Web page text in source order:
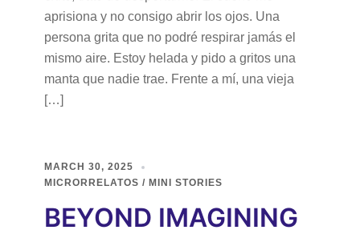
aprisiona y no consigo abrir los ojos. Una
persona grita que no podré respirar jamás el
mismo aire. Estoy helada y pido a gritos una
manta que nadie trae. Frente a mí, una vieja
[…]
MARCH 30, 2025
MICRORRELATOS / MINI STORIES
BEYOND IMAGINING